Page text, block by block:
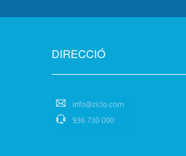
DIRECCIÓ